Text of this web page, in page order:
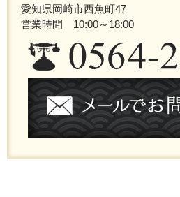
愛知県岡崎市西魚町47
営業時間 10:00～18:00